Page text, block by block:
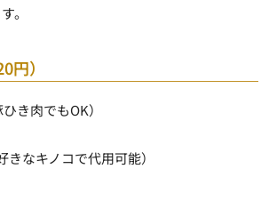
。
円）
き肉でもOK）
きなキノコで代用可能）